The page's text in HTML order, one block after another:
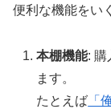
便利な機能をい
本棚機能: 購
ます。
たとえば 「